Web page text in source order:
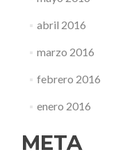
abril 2016
marzo 2016
febrero 2016
enero 2016
META